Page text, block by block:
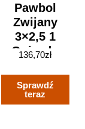
Pawbol
Zwijany
3×2,5 1
Gniazdo
136,70zł
Sprawdź
teraz